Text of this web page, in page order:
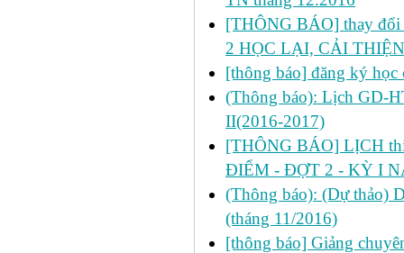
[THÔNG BÁO] thay đổi
2 HỌC LẠI, CẢI
[thông báo] đăng ký
(Thông báo): Lịch GD-
II(2016-2017)
[THÔNG BÁO] LỊCH
ĐIỂM - ĐỢT 2 - KỲ I
(Thông báo): (Dự thảo)
(tháng 11/2016)
[thông báo] Giảng